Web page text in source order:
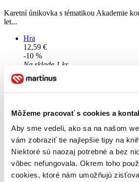
Môžeme pracovať s cookies a
Aby sme vedeli, ako sa na našom
vám zobraziť tie najlepšie tipy na
Niektoré sú naozaj potrebné a bez
vôbec nefungovala. Okrem toho
cookies, ktoré nám umožňujú
Karetní únikovka s tématikou Akademie
let...
Hra
12,59 €
-10 %
Na sklade 1 ks
Tento produkt máme síce aktuálne
iba posledné kusy. Ak ho chcete
Dodanie ďalších môže trvať dlhšie,
Vložiť do košíka